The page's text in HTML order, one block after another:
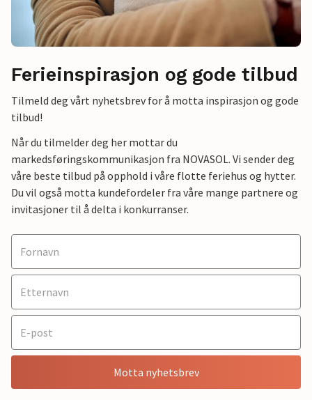
Ferieinspirasjon og gode tilbud
Tilmeld deg vårt nyhetsbrev for å motta inspirasjon og gode
tilbud!
Når du tilmelder deg her mottar du
markedsføringskommunikasjon fra NOVASOL. Vi sender deg
våre beste tilbud på opphold i våre flotte feriehus og hytter.
Du vil også motta kundefordeler fra våre mange partnere og
invitasjoner til å delta i konkurranser.
Motta nyhetsbrev